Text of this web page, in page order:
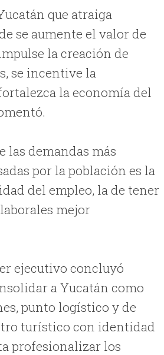
que atraiga
se aumente el valor de
la creación de
se incentive la
la economía del
las demandas más
por la población es la
del empleo, la de tener
mejor
ejecutivo concluyó
a Yucatán como
punto logístico y de
turístico con identidad
profesionalizar los